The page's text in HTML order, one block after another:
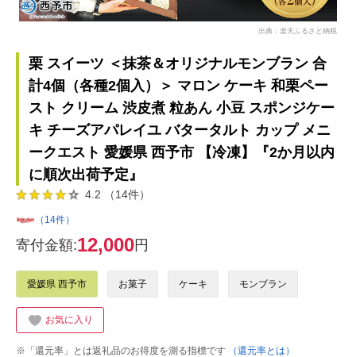
出典：楽天ふるさと納税
栗 スイーツ ＜抹茶＆オリジナルモンブラン 合
計4個（各種2個入）＞ マロン ケーキ 和栗ペー
スト クリーム 渋皮煮 粒あん 小豆 スポンジケー
キ チーズアパレイユ バタータルト カップ メニ
ークエスト 愛媛県 西予市 【冷凍】『2か月以内
に順次出荷予定』
4.2 （14件）
（14件）
寄付金額:12,000円
愛媛県 西予市 お菓子 ケーキ モンブラン
お気に入り
※「還元率」とは返礼品のお得度を測る指標です
（還元率とは）